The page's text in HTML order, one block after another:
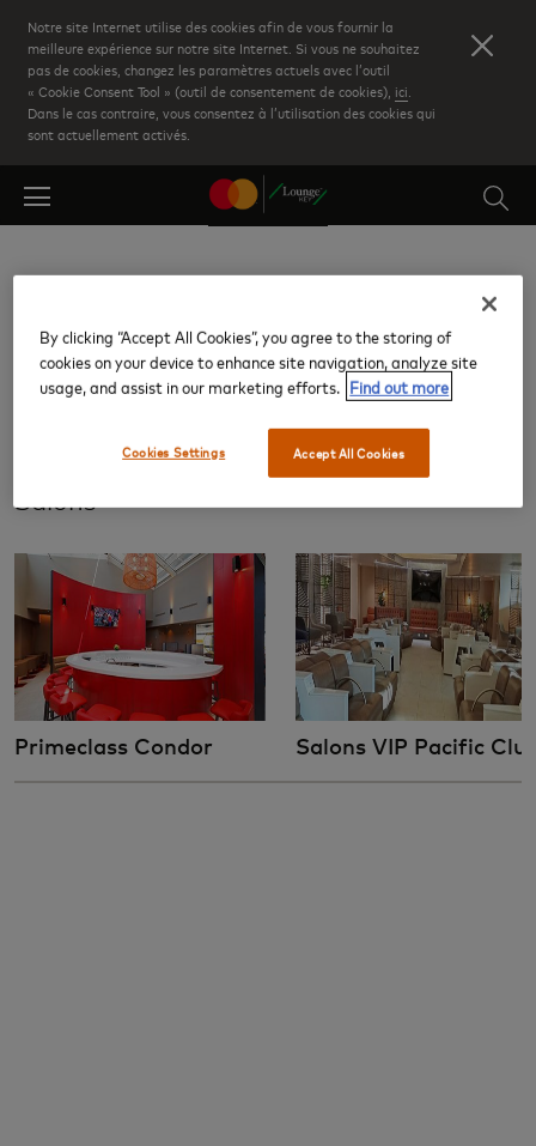
Skip
to
main
content
Notre site Internet utilise des cookies afin de vous fournir la
meilleure expérience sur notre site Internet. Si vous ne souhaitez
pas de cookies, changez les paramètres actuels avec l’outil
« Cookie Consent Tool » (outil de consentement de cookies), ici
Dans le cas contraire, vous consentez à l’utilisation des cookies qui
sont actuellement activés.
Terminal vols intérieurs
Santiago International (SCL)
Salons
Primeclass Condor Salons VIP Pacific
By clicking “Accept All Cookies”, you agree to the storing of
cookies on your device to enhance site navigation, analyze site
usage, and assist in our marketing efforts. Find out more
Accept All Cookies
Cookies Settings